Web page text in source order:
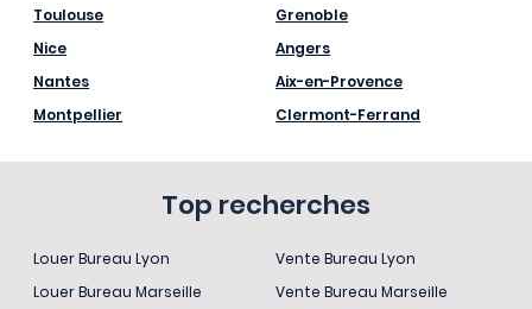
Toulouse
Nice
Nantes
Montpellier
Grenoble
Angers
Aix-en-Provence
Clermont-Ferrand
Top recherches
Louer Bureau Lyon
Louer Bureau Marseille
Vente Bureau Lyon
Vente Bureau Marseille